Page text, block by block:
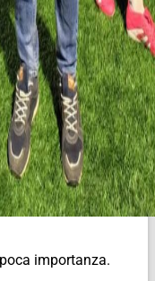
importanza.